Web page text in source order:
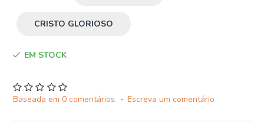
CRISTO GLORIOSO
EM STOCK
Baseada em 0 comentários. - Escreva um comentário